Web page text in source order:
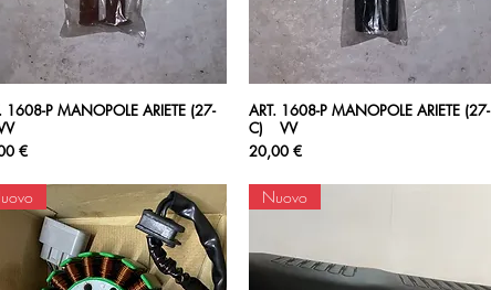
Vista rapida
1608-P MANOPOLE ARIETE (27-
€
Vista rapida
ART. 1608-P MANOPOLE ARIETE (27-
C) VV
Prezzo
20,00 €
Nuovo